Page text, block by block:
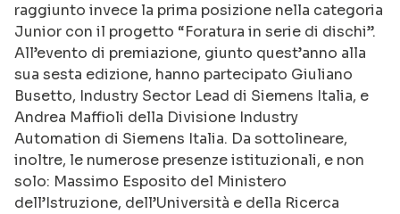
raggiunto invece la prima posizione nella categoria
Junior con il progetto “Foratura in serie di dischi”.
All’evento di premiazione, giunto quest’anno alla
sua sesta edizione, hanno partecipato Giuliano
Busetto, Industry Sector Lead di Siemens Italia, e
Andrea Maffioli della Divisione Industry
Automation di Siemens Italia. Da sottolineare,
inoltre, le numerose presenze istituzionali, e non
solo: Massimo Esposito del Ministero
dell’Istruzione, dell’Università e della Ricerca